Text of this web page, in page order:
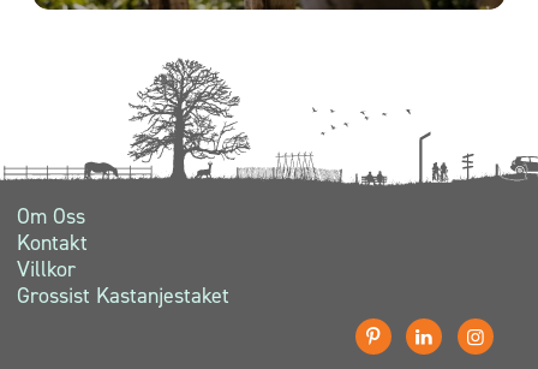
Om Oss
Kontakt
Villkor
Grossist Kastanjestaket